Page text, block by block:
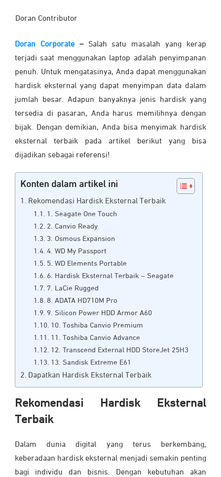
Doran Contributor
Doran Corporate– Salah satu masalah yang kerap
terjadi saat menggunakan laptop adalah penyimpanan
penuh. Untuk mengatasinya, Anda dapat menggunakan
hardisk eksternal yang dapat menyimpan data dalam
jumlah besar. Adapun banyaknya jenis hardisk yang
tersedia di pasaran, Anda harus memilihnya dengan
bijak. Dengan demikian, Anda bisa menyimak hardisk
eksternal terbaik pada artikel berikut yang bisa
dijadikan sebagai referensi!
Konten dalam artikel ini
Rekomendasi Hardisk Eksternal Terbaik
1. Seagate One Touch
2. Canvio Ready
3. Osmous Expansion
4. WD My Passport
5. WD Elements Portable
6. Hardisk Eksternal Terbaik – Seagate
7. LaCie Rugged
8. ADATA HD710M Pro
9. Silicon Power HDD Armor A60
10. Toshiba Canvio Premium
11. Toshiba Canvio Advance
12. Transcend External HDD StoreJet 25H3
13. Sandisk Extreme E61
Dapatkan Hardisk Eksternal Terbaik
Rekomendasi Hardisk Eksternal
Terbaik
Dalam dunia digital yang terus berkembang,
keberadaan hardisk eksternal menjadi semakin penting
bagi individu dan bisnis. Dengan kebutuhan akan